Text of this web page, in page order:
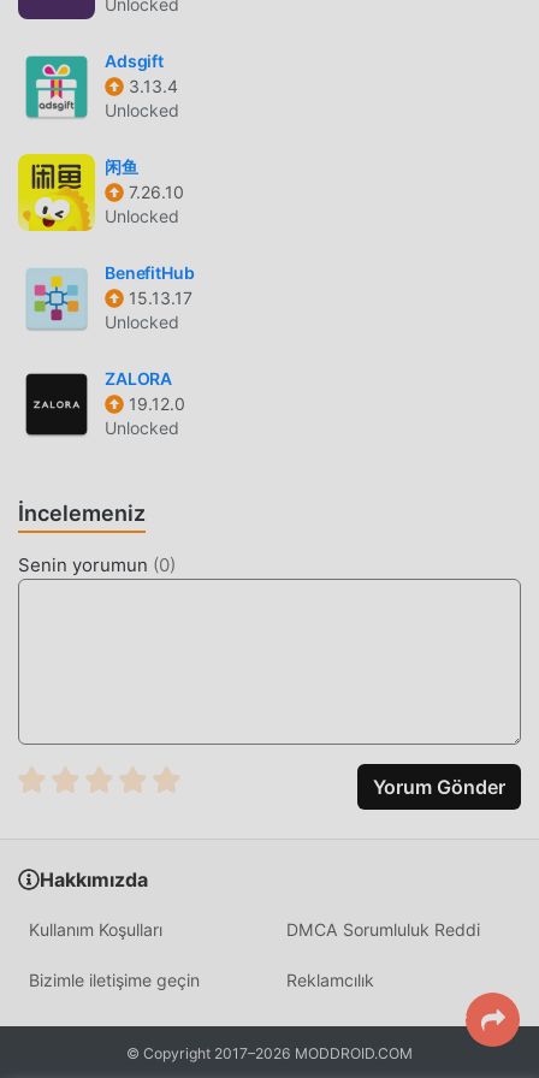
ücretsiz sağlamakla kalmaz, aynı zamanda mod sürümünü
yüksek Progressive Progressive seviyesini
deneyimleyebilirsiniz.6.6.38 en eksiksiz işlevselliğe
sahiptir. Ayrıca, tüm modlar moddroid tarafından manuel
olarak doğrulanmıştır, %100 ücretsizdir ve kullanılabilir.
Şimdi, istemciye sadece moddroid'i indirmeniz gerekiyor,
Free mod sürümünü Progressive 6.6.38 tek tıklamayla
indirip yükleyebilir ve ardından Progressive tarafından
sağlanan rahatlığın keyfini çıkarabilirsiniz. !
ŞIMDI İNDIRIN
Moddroid APP'yi yüklemek için indirme düğmesine
tıklamanız yeterlidir, moddroid kurulum paketindeki
ücretsiz mod sürümünü Progressive 6.6.38 tek tıklamayla
duruyorsun, hemen indir!
Unlocked
Adsgift
3.13.4
Unlocked
闲鱼
7.26.10
Unlocked
BenefitHub
15.13.17
Unlocked
ZALORA
19.12.0
Unlocked
İncelemeniz
Senin yorumun (0)
Yorum Gönder
Hakkımızda
Kullanım Koşulları DMCA Sorumluluk Reddi
Bizimle iletişime geçin Reklamcılık
© Copyright 2017–2026 MODDROID.COM